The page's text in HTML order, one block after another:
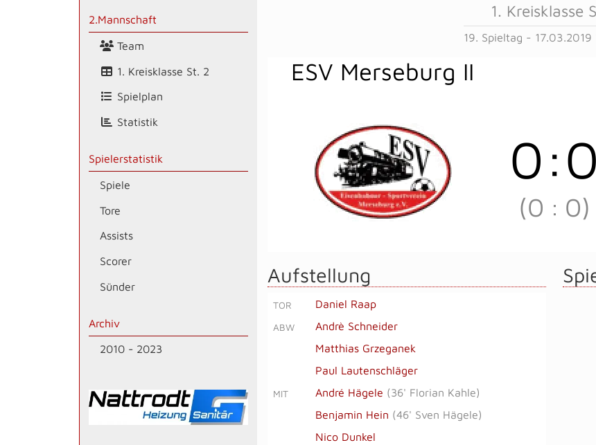
2.Mannschaft
Team
1. Kreisklasse St. 2
Spielplan
Statistik
Spielerstatistik
Spiele
Tore
Assists
Scorer
Sünder
Archiv
2010 - 2023
1. Kreisklasse
19. Spieltag - 17.03.2019
ESV Merseburg II
0:0
(0 : 0)
Aufstellung
TOR Daniel Raap
ABW
Andrè Schneider
Matthias Grzeganek
Paul Lautenschläger
MIT André Hägele (36' Florian Kahle)
Benjamin Hein (46' Sven Hägele)
Nico Dunkel